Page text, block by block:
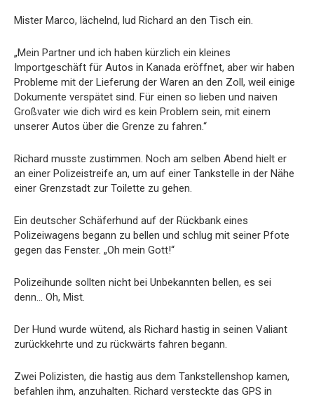
Mister Marco, lächelnd, lud Richard an den Tisch ein.
„Mein Partner und ich haben kürzlich ein kleines
Importgeschäft für Autos in Kanada eröffnet, aber wir haben
Probleme mit der Lieferung der Waren an den Zoll, weil einige
Dokumente verspätet sind. Für einen so lieben und naiven
Großvater wie dich wird es kein Problem sein, mit einem
unserer Autos über die Grenze zu fahren.“
Richard musste zustimmen. Noch am selben Abend hielt er
an einer Polizeistreife an, um auf einer Tankstelle in der Nähe
einer Grenzstadt zur Toilette zu gehen.
Ein deutscher Schäferhund auf der Rückbank eines
Polizeiwagens begann zu bellen und schlug mit seiner Pfote
gegen das Fenster. „Oh mein Gott!“
Polizeihunde sollten nicht bei Unbekannten bellen, es sei
denn… Oh, Mist.
Der Hund wurde wütend, als Richard hastig in seinen Valiant
zurückkehrte und zu rückwärts fahren begann.
Zwei Polizisten, die hastig aus dem Tankstellenshop kamen,
befahlen ihm, anzuhalten. Richard versteckte das GPS in